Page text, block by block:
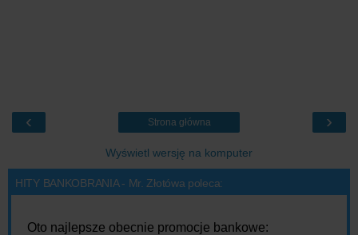
‹ ›
Strona główna
Wyświetl wersję na komputer
HITY BANKOBRANIA - Mr. Złotówa poleca:
Oto najlepsze obecnie promocje bankowe: